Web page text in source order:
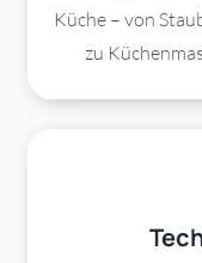
Küche – von
zu